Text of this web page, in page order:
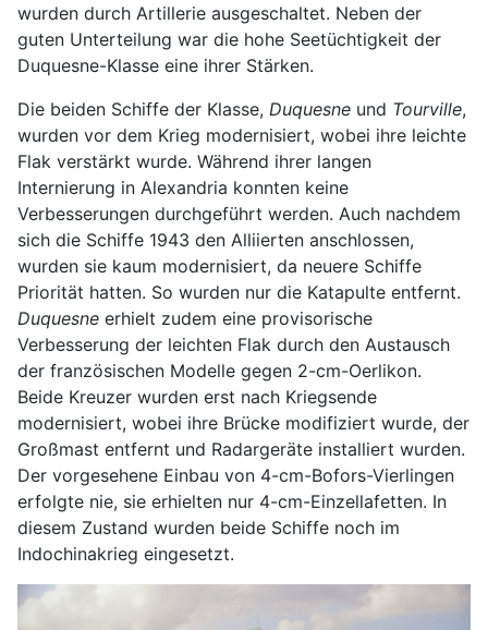
wurden durch Artillerie ausgeschaltet. Neben der
guten Unterteilung war die hohe Seetüchtigkeit der
Duquesne-Klasse eine ihrer Stärken.
Die beiden Schiffe der Klasse, Duquesne und Tourville,
wurden vor dem Krieg modernisiert, wobei ihre leichte
Flak verstärkt wurde. Während ihrer langen
Internierung in Alexandria konnten keine
Verbesserungen durchgeführt werden. Auch nachdem
sich die Schiffe 1943 den Alliierten anschlossen,
wurden sie kaum modernisiert, da neuere Schiffe
Priorität hatten. So wurden nur die Katapulte entfernt.
Duquesne erhielt zudem eine provisorische
Verbesserung der leichten Flak durch den Austausch
der französischen Modelle gegen 2-cm-Oerlikon.
Beide Kreuzer wurden erst nach Kriegsende
modernisiert, wobei ihre Brücke modifiziert wurde, der
Großmast entfernt und Radargeräte installiert wurden.
Der vorgesehene Einbau von 4-cm-Bofors-Vierlingen
erfolgte nie, sie erhielten nur 4-cm-Einzellafetten. In
diesem Zustand wurden beide Schiffe noch im
Indochinakrieg eingesetzt.